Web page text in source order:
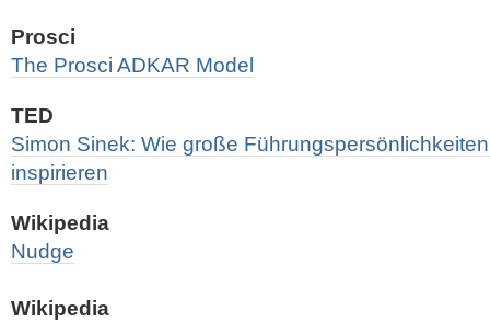
Prosci
The Prosci ADKAR Model
TED
Simon Sinek: Wie große
inspirieren
Wikipedia
Nudge
Wikipedia